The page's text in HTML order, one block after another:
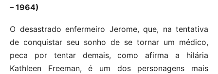
– 1964)
O desastrado enfermeiro Jerome, que, na tentativa
de conquistar seu sonho de se tornar um médico,
peca por tentar demais, como afirma a hilária
Kathleen Freeman, é um dos personagens mais